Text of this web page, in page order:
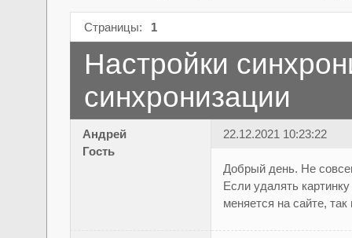
Страницы: 1
Настройки
синхронизации
Андрей
Гость
22.12.2021 10:23:22
Добрый день. Не
Если удалять
меняется на сайте,